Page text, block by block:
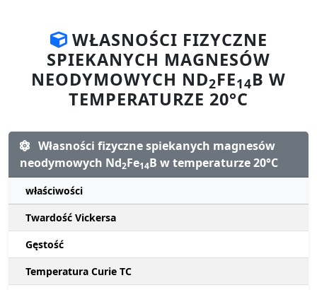
WŁASNOŚCI FIZYCZNE
SPIEKANYCH MAGNESÓW
NEODYMOWYCH ND2FE14B W
TEMPERATURZE 20°C
Własności fizyczne spiekanych magnesów
neodymowych Nd2Fe14B w temperaturze 20°C
właściwości
Twardość Vickersa
Gęstość
Temperatura Curie TC